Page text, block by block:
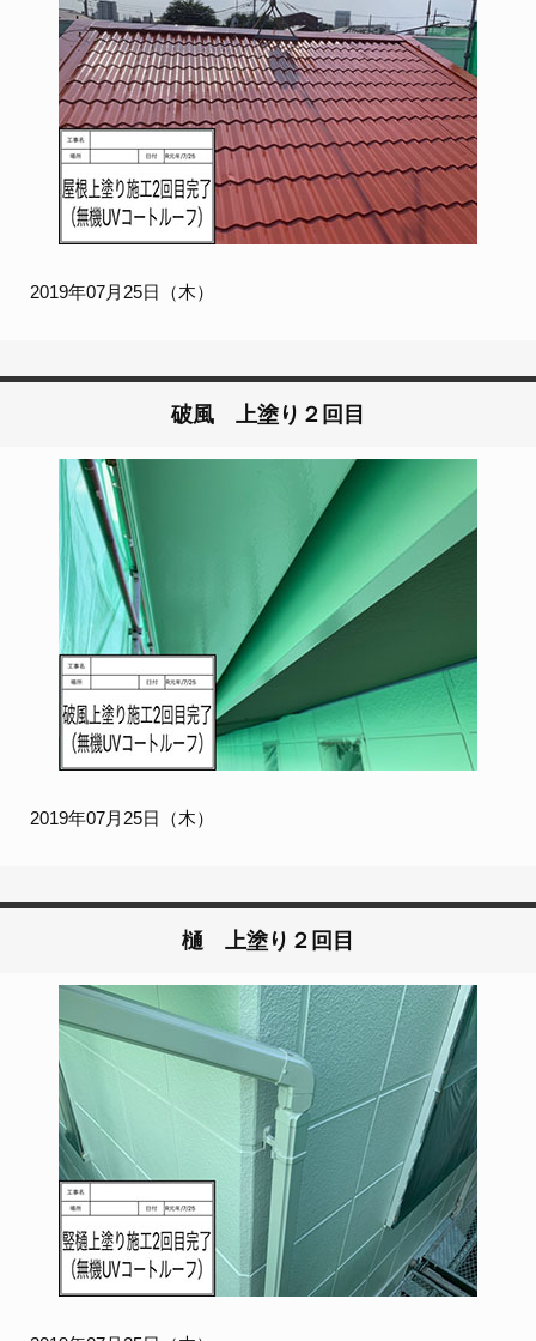
2019年07月25日（木）
破風 上塗り２回目
2019年07月25日（木）
樋 上塗り２回目